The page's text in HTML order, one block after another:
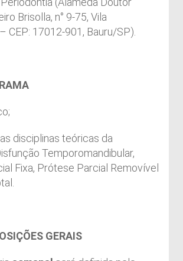
Brisolla, n° 9-75, Vila
CEP: 17012-901, Bauru/SP).
disciplinas teóricas da
Temporomandibular,
Fixa, Prótese Parcial Removível
GERAIS